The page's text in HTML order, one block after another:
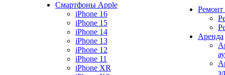
Смартфоны Apple
iPhone 16
iPhone 15
iPhone 14
iPhone 13
iPhone 12
iPhone 11
iPhone XR
Ремонт
Аренда